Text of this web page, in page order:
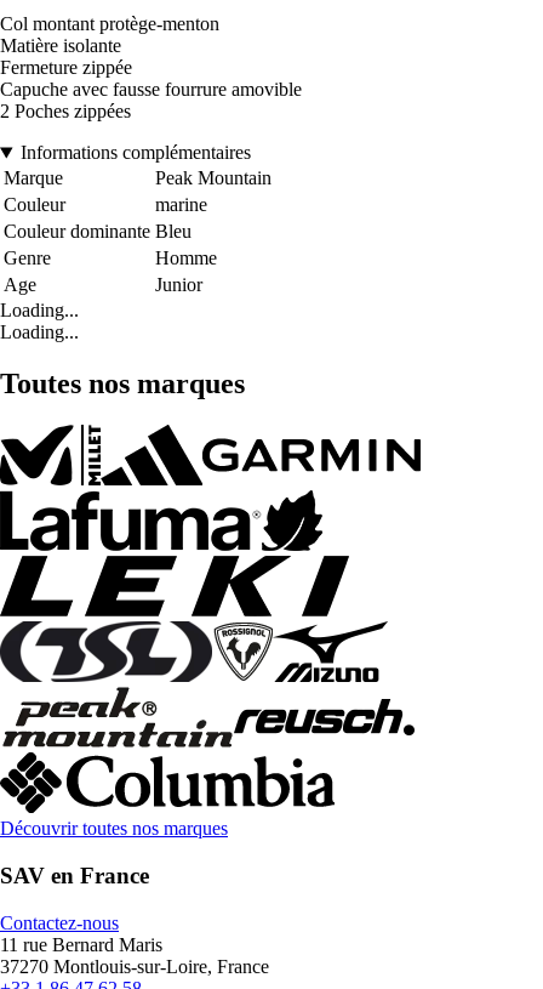
Col montant protège-menton
Matière isolante
Fermeture zippée
Capuche avec fausse fourrure amovible
2 Poches zippées
Informations complémentaires
Marque
Peak Mountain
Couleur
marine
Couleur dominante Bleu
Genre
Homme
Age
Junior
Loading...
Loading...
Toutes nos marques
Découvrir toutes nos marques
SAV en France
Contactez-nous
11 rue Bernard Maris
37270 Montlouis-sur-Loire, France